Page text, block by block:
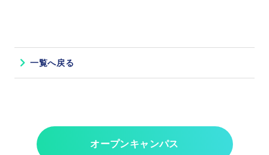
一覧へ戻る
オープンキャンパス